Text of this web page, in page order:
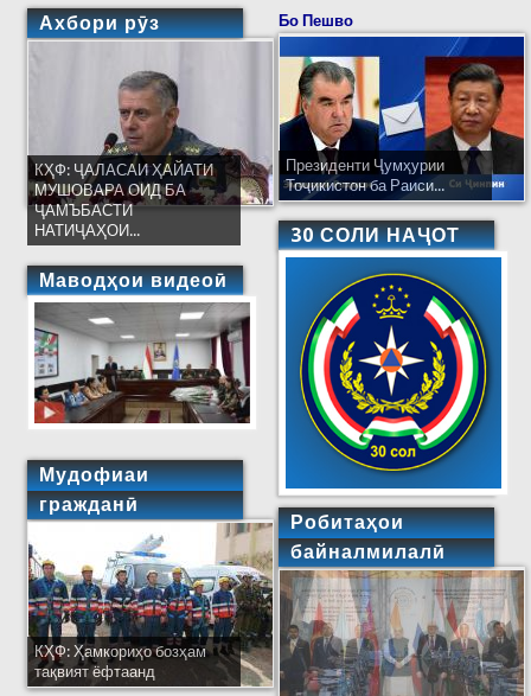
Ахбори рӯз
КҲФ: ҶАЛАСАИ ҲАЙАТИ
МУШОВАРА ОИД БА
ҶАМЪБАСТИ
НАТИҶАҲОИ...
Маводҳои видеоӣ
Мудофиаи
гражданӣ
КҲФ: Ҳамкориҳо бозҳам
тақвият ёфтаанд
Бо Пешво
Президенти Ҷумҳурии
Тоҷикистон ба Раиси...
30 СОЛИ НАҶОТ
Робитаҳои
байналмилалӣ